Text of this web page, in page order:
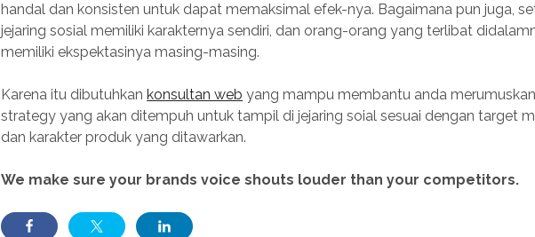
handal dan konsisten untuk dapat memaksimal efek-nya. Bagaimana pun juga,
jejaring sosial memiliki karakternya sendiri, dan orang-orang yang terlibat
memiliki ekspektasinya masing-masing.
Karena itu dibutuhkankonsultan web yang mampu membantu anda merumuskan
strategy yang akan ditempuh untuk tampil di jejaring soial sesuai dengan target
dan karakter produk yang ditawarkan.
We make sure your brands voice shouts louder than your competitors.